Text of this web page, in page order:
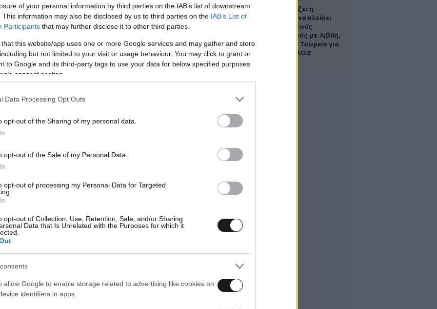
of your personal information by third parties on the IAB’s list of downstream
This information may also be disclosed by us to third parties on the IAB’s List of
Participants that may further disclose it to other third parties.
that this website/app uses one or more Google services and may gather and store
but not limited to your visit or usage behaviour. You may click to grant or
to Google and its third-party tags to use your data for below specified purposes
consent section.
Data Processing Opt Outs
opt-out of the Sharing of my personal data.
opt-out of the Sale of my Personal Data.
opt-out of processing my Personal Data for Targeted
opt-out of Collection, Use, Retention, Sale, and/or Sharing
Data that Is Unrelated with the Purposes for which it
allow Google to enable storage related to advertising like cookies on
identifiers in apps.
ο Ντόναλντ Πέτρι και απέφερε στα ταμεία της
ακολούθησε το σίκουελ «Grumpier Old
όπως αναφέρει το Αθηναϊκό Πρακτορείο
«Dolemite Is My Name» με θέμα τη ζωή
και κινηματογραφικού παραγωγού, ο
της ραπ».
κωμικά άλμπουμ Dolemite στις αρχές της
χρηματοδότησε την ταινία του 1975
ως μαστροπός και ήρωας γκέτο.
Πώς σχεδιάζει η
κυβέρνηση να κλείσει
τους ανοιχτούς
λογαριασμούς με Λιβύη,
Αλβανία και Τουρκία για
τη χάραξη ΑΟΖ